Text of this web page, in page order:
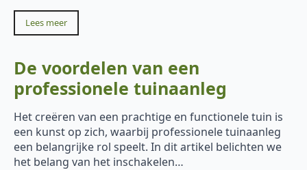
Lees meer
De voordelen van een
professionele tuinaanleg
Het creëren van een prachtige en functionele tuin is
een kunst op zich, waarbij professionele tuinaanleg
een belangrijke rol speelt. In dit artikel belichten we
het belang van het inschakelen…